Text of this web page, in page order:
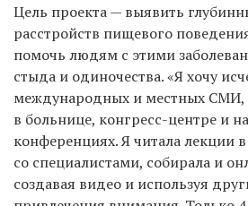
Цель проекта — выявить
расстройств пищевого
помочь людям с этими
стыда и одиночества. «Я хочу
международных и местных СМИ,
в больнице, конгресс-центре и
конференциях. Я читала лекции
со специалистами, собирала и
создавая видео и используя